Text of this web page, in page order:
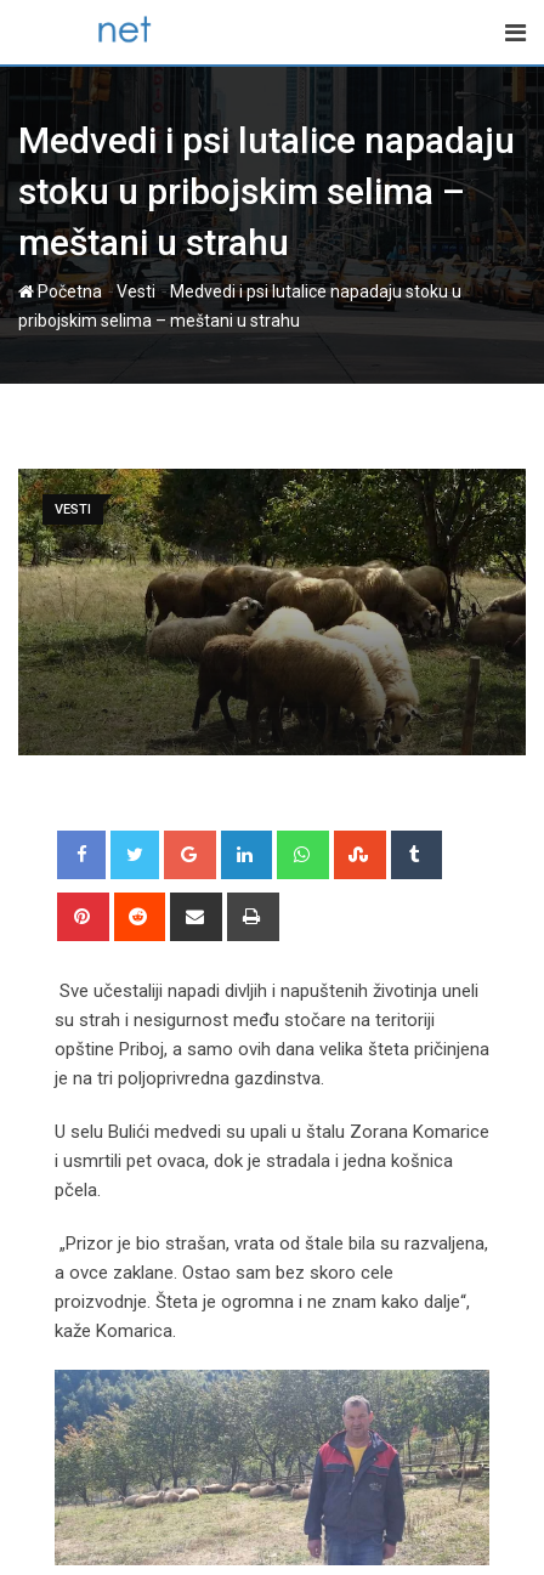
content
Medvedi i psi lutalice napadaju
stoku u pribojskim selima –
meštani u strahu
Početna-Vesti-Medvedi i psi lutalice napadaju stoku u
pribojskim selima – meštani u strahu
VESTI
Google+ LinkedIn WhatsappStumbleUpon
Pinterest Reddit
Share
Sve učestaliji napadi divljih i napuštenih životinja uneli
su strah i nesigurnost među stočare na teritoriji
opštine Priboj, a samo ovih dana velika šteta pričinjena
je na tri poljoprivredna gazdinstva.
U selu Bulići medvedi su upali u štalu Zorana Komarice
i usmrtili pet ovaca, dok je stradala i jedna košnica
pčela.
„Prizor je bio strašan, vrata od štale bila su razvaljena,
a ovce zaklane. Ostao sam bez skoro cele
proizvodnje. Šteta je ogromna i ne znam kako dalje“,
kaže Komarica.